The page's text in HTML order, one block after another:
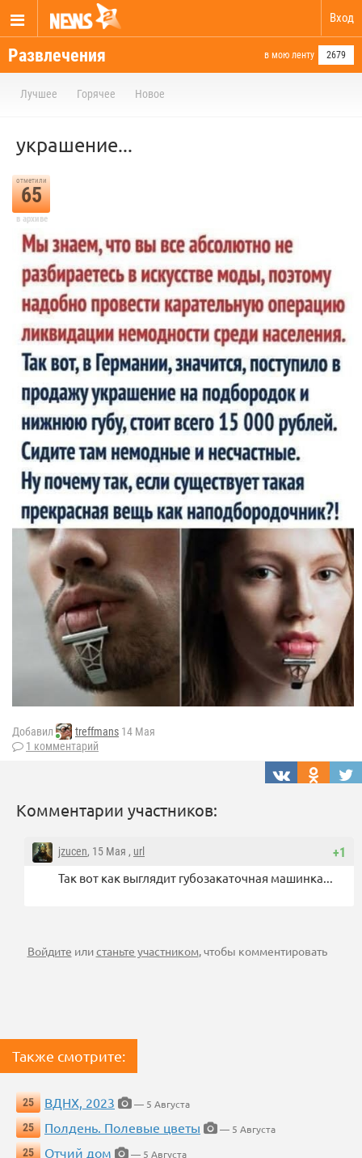
Вход
Развлечения в мою ленту 2679
Лучшее Горячее Новое
украшение...
отметили
65
в архиве
Добавил treffmans 14 Мая
1 комментарий
Комментарии участников:
+1
jzucen, 15 Мая , url
Так вот как выглядит губозакаточная машинка...
Войдите илистаньте участником, чтобы комментировать
Также смотрите:
25 ВДНХ, 2023
— 5 Августа
25
Полдень. Полевые цветы
— 5 Августа
25
Отчий дом
— 5 Августа